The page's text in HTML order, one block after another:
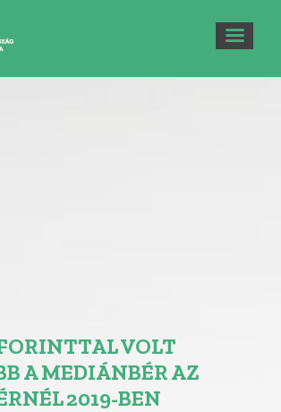
VOLT
A MEDIÁNBÉR AZ
2019-BEN